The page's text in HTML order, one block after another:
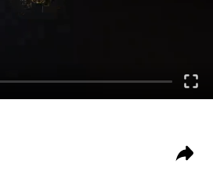
享受流暢高清劇集